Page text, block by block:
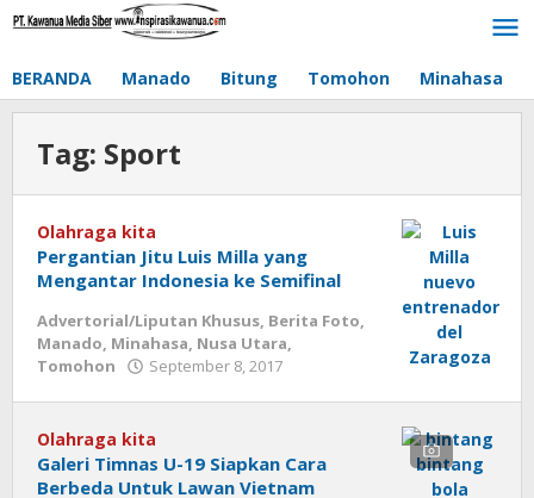
Lewati
BERANDA Manado Bitung Tomohon Minahasa
Tag: Sport
Olahraga kita
Pergantian Jitu Luis Milla yang
Mengantar Indonesia ke Semifinal
Advertorial/Liputan Khusus, Berita Foto,
Manado, Minahasa, Nusa Utara,
Tomohon
September 8, 2017
Olahraga kita
Galeri Timnas U-19 Siapkan Cara
Berbeda Untuk Lawan Vietnam